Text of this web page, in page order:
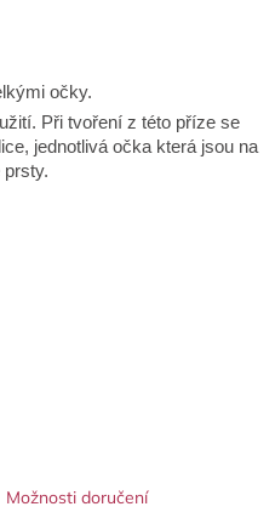
Možnosti doručení
očky.
Při tvoření z této příze se
jednotlivá očka která jsou na
prsty.